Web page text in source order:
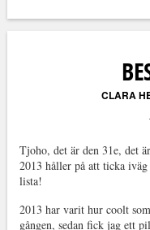
CLARA
Tjoho, det är den 31e, det
2013 håller på att ticka
lista!
2013 har varit hur coolt
gången, sedan fick jag ett